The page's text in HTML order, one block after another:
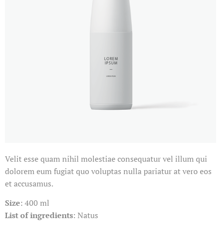
Velit esse quam nihil molestiae consequatur vel illum qui
dolorem eum fugiat quo voluptas nulla pariatur at vero eos
et accusamus.
Size: 400 ml
List of ingredients: Natus